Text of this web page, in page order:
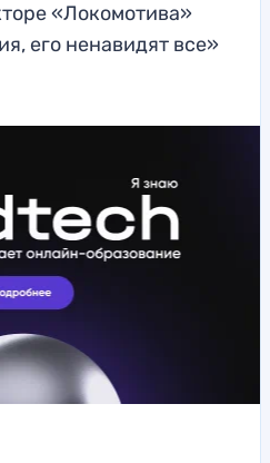
«Локомотива»
его ненавидят все»